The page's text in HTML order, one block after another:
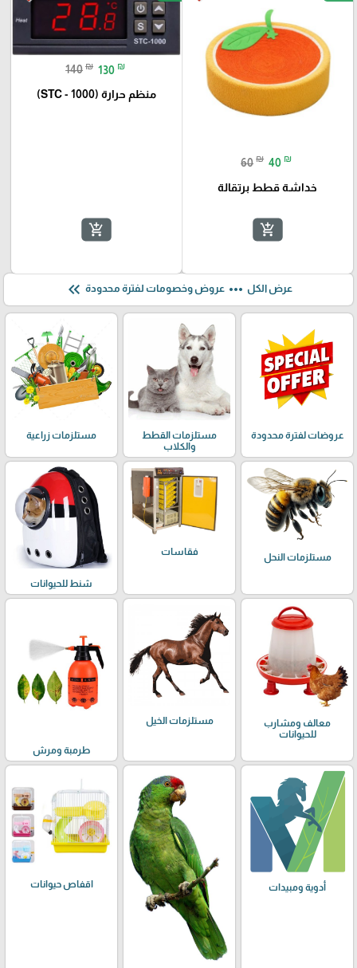
60 ₪ 40 ₪
خداشة قطط برتقالة
add_shopping_cart
140 ₪ 130 ₪
منظم حرارة (STC - 1000)
add_shopping_cart
عرض الكل more_horiz عروض وخصومات لفترة محدودة keyboard_double_arrow_left
عروضات لفترة محدودة
مستلزمات القطط
والكلاب
مستلزمات زراعية
مستلزمات النحل
فقاسات
شنط للحيوانات
معالف ومشارب
للحيوانات
مستلزمات الخيل
طرمبة ومرش
أدوية ومبيدات اقفاص حيوانات